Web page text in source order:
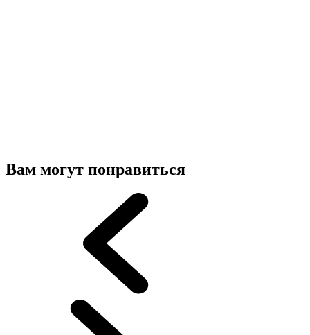
Вам могут понравиться